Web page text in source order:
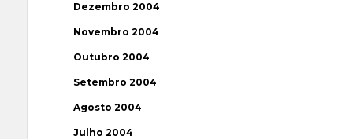
Dezembro 2004
Novembro 2004
Outubro 2004
Setembro 2004
Agosto 2004
Julho 2004